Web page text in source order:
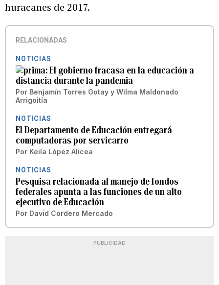
huracanes de 2017.
RELACIONADAS
NOTICIAS
El gobierno fracasa en la educación a
distancia durante la pandemia
Por Benjamín Torres Gotay y Wilma Maldonado
Arrigoitía
NOTICIAS
El Departamento de Educación entregará
computadoras por servicarro
Por Keila López Alicea
NOTICIAS
Pesquisa relacionada al manejo de fondos
federales apunta a las funciones de un alto
ejecutivo de Educación
Por David Cordero Mercado
PUBLICIDAD